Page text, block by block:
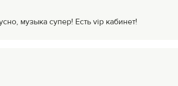
музыка супер! Есть vip кабинет!